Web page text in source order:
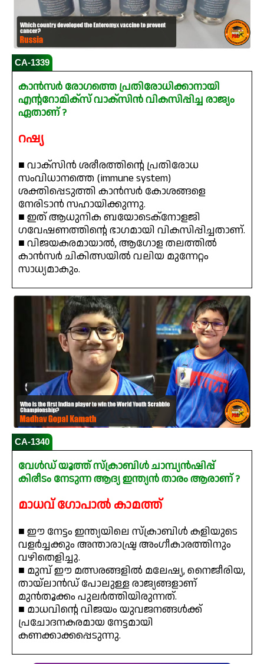
CA-1339
കാൻസർ രോഗത്തെ പ്രതിരോധിക്കാനായി
എന്ററോമിക്സ് വാക്സിൻ വികസിപ്പിച്ച രാജ്യം
ഏതാണ് ?
റഷ്യ
■ വാക്സിൻ ശരീരത്തിന്റെ പ്രതിരോധ
സംവിധാനത്തെ (immune system)
ശക്തിപ്പെടുത്തി കാൻസർ കോശങ്ങളെ
നേരിടാൻ സഹായിക്കുന്നു.
■ ഇത് ആധുനിക ബയോടെക്‌നോളജി
ഗവേഷണത്തിന്റെ ഭാഗമായി വികസിപ്പിച്ചതാണ്.
■ വിജയകരമായാൽ, ആഗോള തലത്തിൽ
കാൻസർ ചികിത്സയിൽ വലിയ മുന്നേറ്റം
സാധ്യമാകും.
CA-1340
വേൾഡ് യൂത്ത് സ്‌ക്രാബിൾ ചാമ്പ്യൻഷിപ്പ്
കിരീടം നേടുന്ന ആദ്യ ഇന്ത്യൻ താരം ആരാണ് ?
മാധവ് ഗോപാൽ കാമത്ത്
■ ഈ നേട്ടം ഇന്ത്യയിലെ സ്‌ക്രാബിൾ കളിയുടെ
വളർച്ചക്കും അന്താരാഷ്ട്ര അംഗീകാരത്തിനും
വഴിതെളിച്ചു.
■ മുമ്പ് ഈ മത്സരങ്ങളിൽ മലേഷ്യ, നൈജീരിയ,
തായ്‌ലാൻഡ് പോലുള്ള രാജ്യങ്ങളാണ്
മുൻതൂക്കം പുലർത്തിയിരുന്നത്.
■ മാധവിന്റെ വിജയം യുവജനങ്ങൾക്ക്
പ്രചോദനകരമായ നേട്ടമായി
കണക്കാക്കപ്പെടുന്നു.